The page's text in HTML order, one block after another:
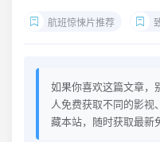
航班惊悚片推荐
如果你喜欢这篇文章，
人免费获取不同的影视
藏本站，随时获取最新